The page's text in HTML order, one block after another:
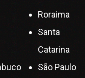
Roraima
Santa
Catarina
São Paulo